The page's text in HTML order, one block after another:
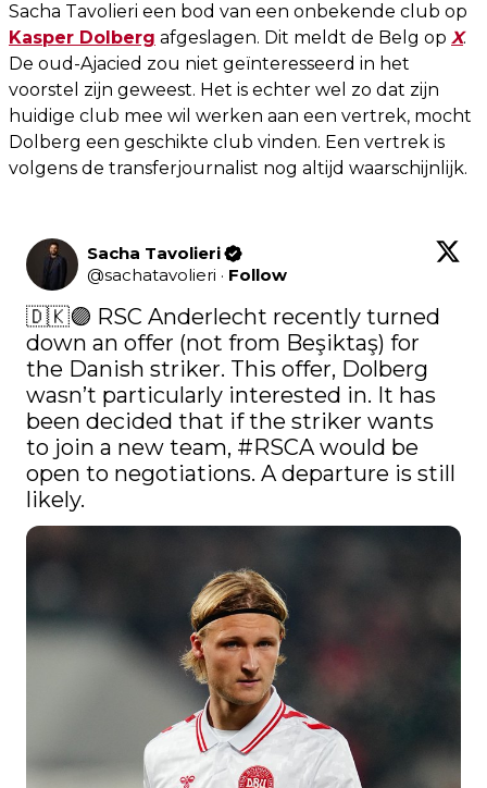
Sacha Tavolieri een bod van een onbekende club op
Kasper Dolberg afgeslagen. Dit meldt de Belg op X.
De oud-Ajacied zou niet geïnteresseerd in het
voorstel zijn geweest. Het is echter wel zo dat zijn
huidige club mee wil werken aan een vertrek, mocht
Dolberg een geschikte club vinden. Een vertrek is
volgens de transferjournalist nog altijd waarschijnlijk.
Sacha Tavolieri
@sachatavolieri · Follow
🇩🇰🟣 RSC Anderlecht recently turned
down an offer (not from Beşiktaş) for
the Danish striker. This offer, Dolberg
wasn’t particularly interested in. It has
been decided that if the striker wants
to join a new team, #RSCA would be
open to negotiations. A departure is still
likely.